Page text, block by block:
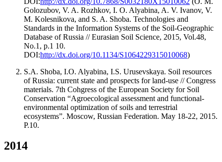
Golozubov, V. A. Rozhkov, I. O. Alyabina, A. V. Ivanov, V.
M. Kolesnikova, and S. A. Shoba. Technologies and
Standards in the Information Systems of the Soil-Geographic
Database of Russia // Eurasian Soil Science, 2015, Vol.48,
No.1, p.1 10.
DOI:http://dx.doi.org/10.1134/S1064229315010068)
S.A. Shoba, I.O. Alyabina, I.S. Urusevskaya. Soil resources
of Russia: current state and prospects for land-use // Congress
materials. 7th Cohgress of the European Society for Soil
Conservation “Agroecological assessment and functional-
environmental optimization of soils and terrestrial
ecosystems”. Moscow, Russian Federation. May 18-22, 2015.
P.10.
2014